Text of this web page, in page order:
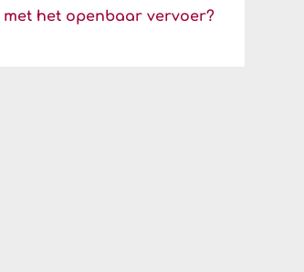
het openbaar vervoer?